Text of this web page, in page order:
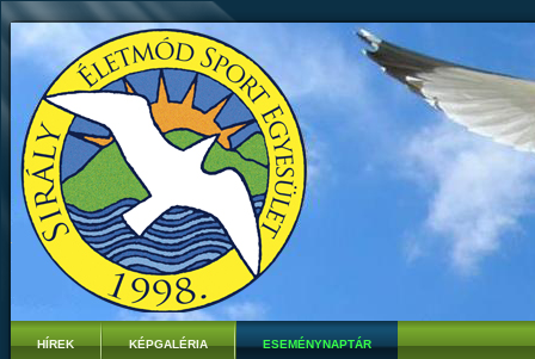
HÍREK KÉPGALÉRIA ESEMÉNYNAPTÁR